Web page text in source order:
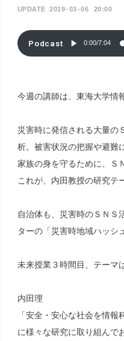
2019 03 06 20:00
Podcast 0:00/7:04
今週の講師は、東海大学情
災害時に発信される大量の
析。被害状況の把握や避難
家族の身を守るために、Ｓ
これが、内田教授の研究テ
自治体も、災害時のＳＮＳ
ターの「災害時地域ハッシ
未来授業３時間目、テー
内田理
「安全・安心な社会を情
に様々な研究に取り組んで